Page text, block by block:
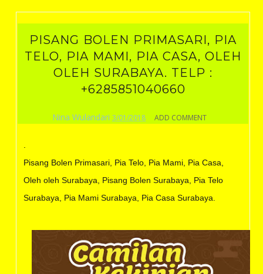
PISANG BOLEN PRIMASARI, PIA
TELO, PIA MAMI, PIA CASA, OLEH
OLEH SURABAYA. TELP :
+6285851040660
Nina Wulandari 3/01/2018 ADD COMMENT
Pisang Bolen Primasari, Pia Telo, Pia Mami, Pia Casa,
Oleh oleh Surabaya, Pisang Bolen Surabaya, Pia Telo
Surabaya, Pia Mami Surabaya, Pia Casa Surabaya.